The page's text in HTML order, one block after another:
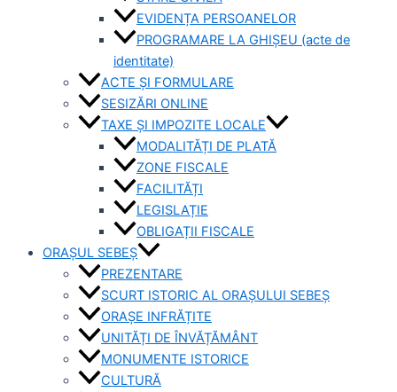
EVIDENȚA PERSOANELOR
PROGRAMARE LA GHIȘEU (acte de
identitate)
ACTE ȘI FORMULARE
SESIZĂRI ONLINE
TAXE ȘI IMPOZITE LOCALE
MODALITĂȚI DE PLATĂ
ZONE FISCALE
FACILITĂȚI
LEGISLAȚIE
OBLIGAȚII FISCALE
ORAȘUL SEBEȘ
PREZENTARE
SCURT ISTORIC AL ORAȘULUI SEBEȘ
ORAȘE INFRĂȚITE
UNITĂȚI DE ÎNVĂȚĂMÂNT
MONUMENTE ISTORICE
CULTURĂ